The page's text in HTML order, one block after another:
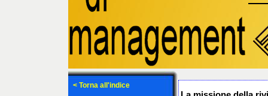
< Torna all'indice